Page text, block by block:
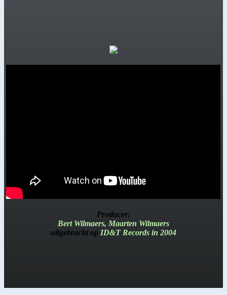
Producer:
Bert Wilmaers, Maarten Wilmaers
uitgebracht op ID&T Records in 2004